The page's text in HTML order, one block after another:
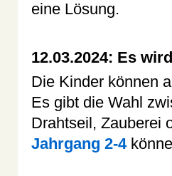
eine Lösung.
12.03.2024: Es
Die Kinder können
Es gibt die Wahl
Drahtseil, Zauberei
Jahrgang 2-4